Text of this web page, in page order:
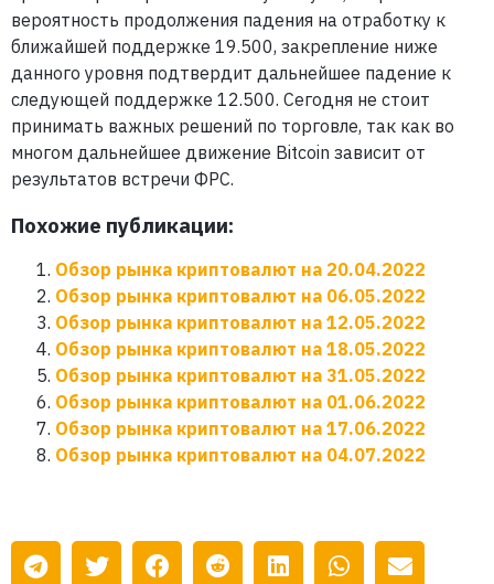
вероятность продолжения падения на отработку к
ближайшей поддержке 19.500, закрепление ниже
данного уровня подтвердит дальнейшее падение к
следующей поддержке 12.500. Сегодня не стоит
принимать важных решений по торговле, так как во
многом дальнейшее движение Bitcoin зависит от
результатов встречи ФРС.
Похожие публикации:
Обзор рынка криптовалют на 20.04.2022
Обзор рынка криптовалют на 06.05.2022
Обзор рынка криптовалют на 12.05.2022
Обзор рынка криптовалют на 18.05.2022
Обзор рынка криптовалют на 31.05.2022
Обзор рынка криптовалют на 01.06.2022
Обзор рынка криптовалют на 17.06.2022
Обзор рынка криптовалют на 04.07.2022